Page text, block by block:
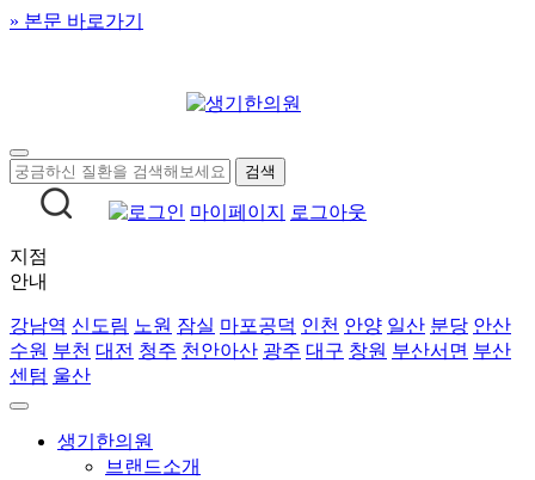
» 본문 바로가기
마이페이지 로그아웃
지점
안내
강남역 신도림 노원 잠실 마포공덕 인천 안양 일산 분당 안산
수원 부천 대전 청주 천안아산 광주 대구 창원 부산서면 부산
센텀 울산
생기한의원
브랜드소개